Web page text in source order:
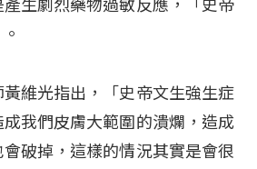
生劇烈藥物過敏反應，「史帝
維光指出，「史帝文生強生症
我們皮膚大範圍的潰爛，造成
破掉，這樣的情況其實是會很